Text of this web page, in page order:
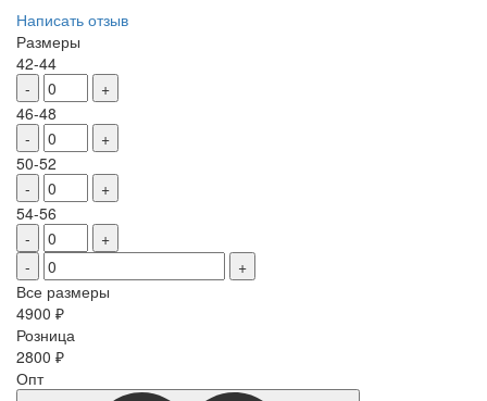
Написать отзыв
Размеры
42-44
-
+
46-48
-
+
50-52
-
+
54-56
-
+
-
+
Все размеры
4900 ₽
Розница
2800 ₽
Опт